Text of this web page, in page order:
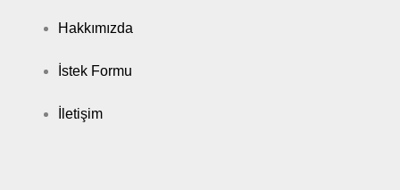
Hakkımızda
İstek Formu
İletişim